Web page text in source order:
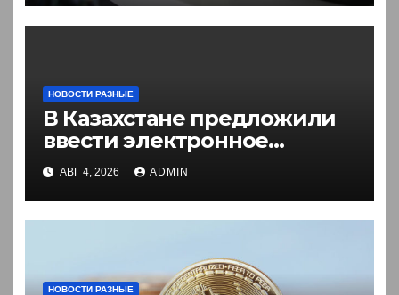
НОВОСТИ РАЗНЫЕ
В Казахстане предложили
ввести электронное
разрешение на въезд для
иностранцев
АВГ 4, 2026 ADMIN
НОВОСТИ РАЗНЫЕ